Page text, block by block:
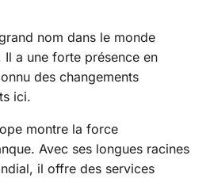
nom dans le monde
a une forte présence en
des changements
ici.
montre la force
Avec ses longues racines
il offre des services